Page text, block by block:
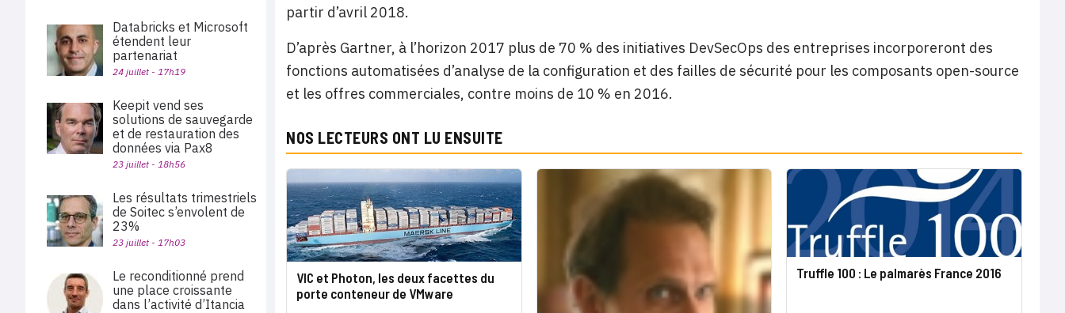
partir d’avril 2018.
D’après Gartner, à l’horizon 2017 plus de 70 % des initiatives DevSecOps des entreprises incorporeront des
fonctions automatisées d’analyse de la configuration et des failles de sécurité pour les composants open-source
et les offres commerciales, contre moins de 10 % en 2016.
NOS LECTEURS ONT LU ENSUITE
VIC et Photon, les deux facettes du
porte conteneur de VMware
Truffle 100 : Le palmarès France 2016
Databricks et Microsoft
étendent leur
partenariat
24 juillet - 17h19
Keepit vend ses
solutions de sauvegarde
et de restauration des
données via Pax8
23 juillet - 18h56
Les résultats trimestriels
de Soitec s’envolent de
23%
23 juillet - 17h03
Le reconditionné prend
une place croissante
dans l’activité d’Itancia